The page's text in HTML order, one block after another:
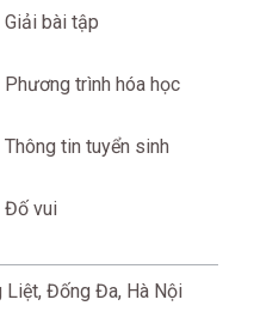
Giải bài tập
Phương trình hóa học
Thông tin tuyển sinh
Đố vui
Liệt, Đống Đa, Hà Nội